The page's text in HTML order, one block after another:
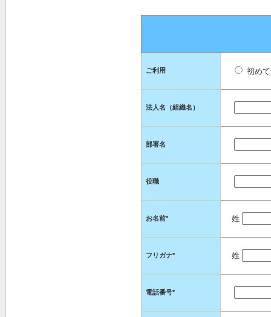
ご利用 初め
法人名（組織名）
部署名
役職
お名前* 姓
フリガナ* 姓
電話番号*